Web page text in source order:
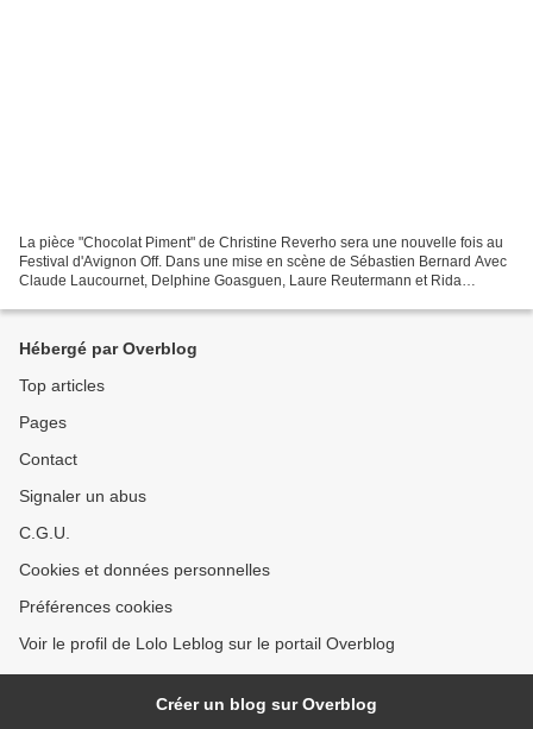
La pièce "Chocolat Piment" de Christine Reverho sera une nouvelle fois au
Festival d'Avignon Off. Dans une mise en scène de Sébastien Bernard Avec
Claude Laucournet, Delphine Goasguen, Laure Reutermann et Rida
Hébergé par Overblog
Top articles
Pages
Contact
Signaler un abus
C.G.U.
Cookies et données personnelles
Préférences cookies
Voir le profil de Lolo Leblog sur le portail Overblog
Créer un blog sur Overblog